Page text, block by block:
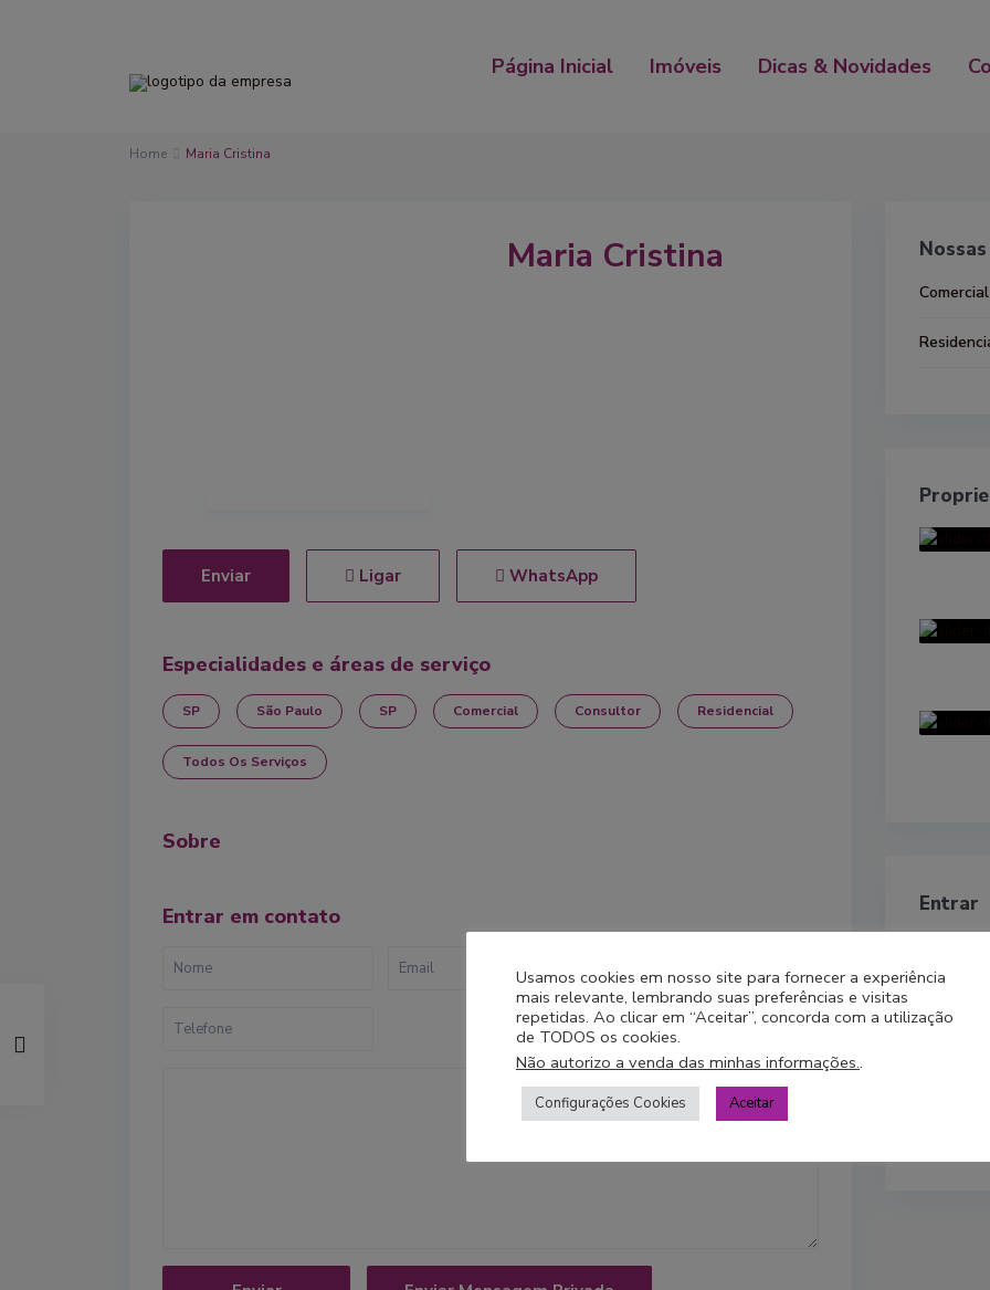
Página Inicial Imóveis Dicas & Novidades
Home Maria Cristina
Maria Cristina
Enviar Ligar WhatsApp
Especialidades e áreas de serviço
SP São Paulo SP Comercial Consultor Residencial
Todos Os Serviços
Sobre
Entrar em contato
Comercial
Entrar
Usamos cookies em nosso site para fornecer a experiência
mais relevante, lembrando suas preferências e visitas
repetidas. Ao clicar em “Aceitar”, concorda com a utilização
de TODOS os cookies.
Não autorizo a venda das minhas informações..
Configurações Cookies Aceitar